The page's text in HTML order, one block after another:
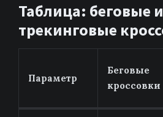
Таблица: беговые и
трекинговые
Параметр
Беговые
кроссовки